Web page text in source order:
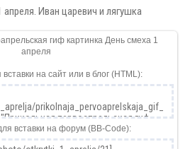
апреля. Иван царевич и лягушка
на сайт или в блог (HTML):
вставки на форум (BB-Code):